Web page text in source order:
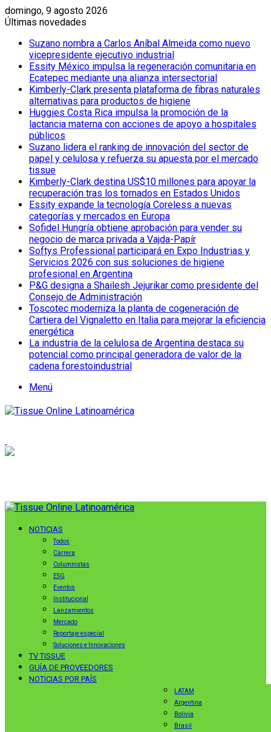
domingo, 9 agosto 2026
Últimas novedades
Suzano nombra a Carlos Aníbal Almeida como nuevo
vicepresidente ejecutivo industrial
Essity México impulsa la regeneración comunitaria en
Ecatepec mediante una alianza intersectorial
Kimberly-Clark presenta plataforma de fibras naturales
alternativas para productos de higiene
Huggies Costa Rica impulsa la promoción de la
lactancia materna con acciones de apoyo a hospitales
públicos
Suzano lidera el ranking de innovación del sector de
papel y celulosa y refuerza su apuesta por el mercado
tissue
Kimberly-Clark destina US$10 millones para apoyar la
recuperación tras los tornados en Estados Unidos
Essity expande la tecnología Coreless a nuevas
categorías y mercados en Europa
Sofidel Hungría obtiene aprobación para vender su
negocio de marca privada a Vajda-Papír
Softys Professional participará en Expo Industrias y
Servicios 2026 con sus soluciones de higiene
profesional en Argentina
P&G designa a Shailesh Jejurikar como presidente del
Consejo de Administración
Toscotec moderniza la planta de cogeneración de
Cartiera del Vignaletto en Italia para mejorar la eficiencia
energética
La industria de la celulosa de Argentina destaca su
potencial como principal generadora de valor de la
cadena forestoindustrial
Menú
NOTICIAS
Todos
Carrera
Columnistas
ESG
Eventos
Institucional
Lanzamientos
Mercado
Reportaje especial
Soluciones e Innovaciones
TV TISSUE
GUÍA DE PROVEEDORES
NOTICIAS POR PAÍS
LATAM
Argentina
Bolivia
Brasil